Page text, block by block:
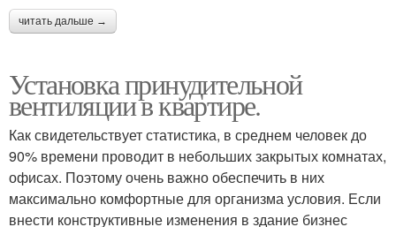
читать дальше →
Установка принудительной
вентиляции в квартире.
Как свидетельствует статистика, в среднем человек до
90% времени проводит в небольших закрытых комнатах,
офисах. Поэтому очень важно обеспечить в них
максимально комфортные для организма условия. Если
внести конструктивные изменения в здание бизнес